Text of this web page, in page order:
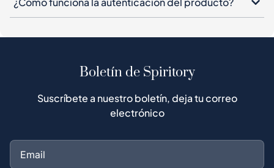
Boletín de Spiritory
Suscríbete a nuestro boletín, deja tu correo
electrónico